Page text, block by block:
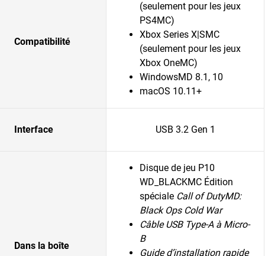
Compatibilité
(seulement pour les jeux
PS4MC)
Xbox Series X|SMC
(seulement pour les jeux
Xbox OneMC)
WindowsMD 8.1, 10
macOS 10.11+
Interface USB 3.2 Gen 1
Dans la boîte
Disque de jeu P10
WD_BLACKMC Édition
spéciale Call of DutyMD:
Black Ops Cold War
Câble USB Type-A à Micro-
B
Guide d’installation rapide